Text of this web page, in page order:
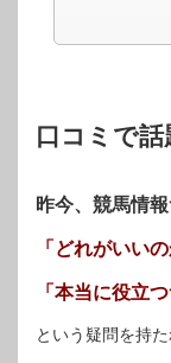
ま ウ
開
き
口コミで話
昨今、競馬情
「どれがいい
「本当に役立
という疑問を持